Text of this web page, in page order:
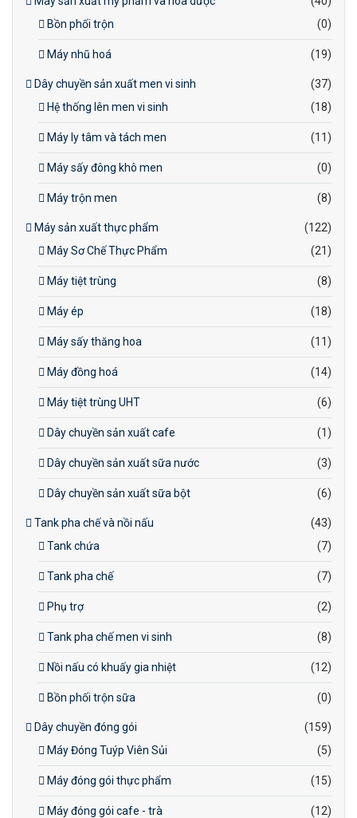
Bồn phối trộn
(0)
Máy nhũ hoá (19)
Dây chuyền sản xuất men vi sinh
(37)
Hệ thống lên men vi sinh
(18)
Máy ly tâm và tách men (11)
Máy sấy đông khô men (0)
Máy trộn men (8)
Máy sản xuất thực phẩm
(122)
Máy Sơ Chế Thực Phẩm
(21)
Máy tiệt trùng (8)
Máy ép (18)
Máy sấy thăng hoa (11)
Máy đồng hoá (14)
Máy tiệt trùng UHT (6)
Dây chuyền sản xuất cafe (1)
Dây chuyền sản xuất sữa nước (3)
Dây chuyền sản xuất sữa bột (6)
Tank pha chế và nồi nấu
(43)
Tank chứa
(7)
Tank pha chế (7)
Phụ trợ (2)
Tank pha chế men vi sinh (8)
Nồi nấu có khuấy gia nhiệt (12)
Bồn phối trộn sữa (0)
Dây chuyền đóng gói
(159)
Máy Đóng Tuýp Viên Sủi
(5)
Máy đóng gói thực phẩm (15)
Máy đóng gói cafe - trà (12)